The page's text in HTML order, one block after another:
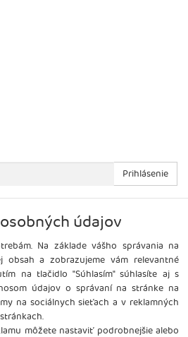
Prihlásenie
údajov
Na základe vášho správania na
obsah a zobrazujeme vám relevantné
na tlačidlo "Súhlasím" súhlasíte aj s
údajov o správaní na stránke na
na sociálnych sieťach a v reklamných
môžete nastaviť podrobnejšie alebo